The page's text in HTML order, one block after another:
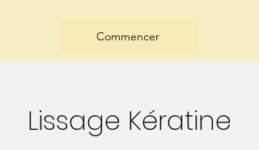
Commencer
Lissage Kératine